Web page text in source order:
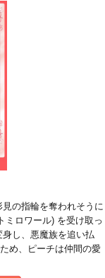
の指輪を奪われそうに
ミロワール) を受け取っ
し、悪魔族を追い払
め、ピーチは仲間の愛